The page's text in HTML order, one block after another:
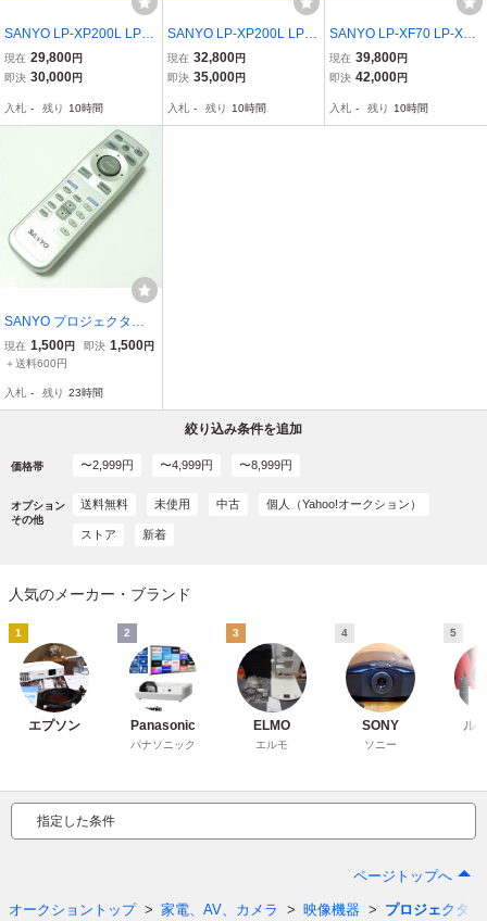
SANYO LP-XP200L LP-X
P100L LP-XP57 LP-XP56
など用短焦点ズームレン
8:1)
現在 29,800円
即決 30,000円
入札 - 残り 10時間
SANYO LP-XP200L LP-X
P100L LP-XP57 LP-XP56
など用短焦点ズームレン
8:1)
現在 32,800円
即決 35,000円
入札 - 残り 10時間
SANYO LP-XF70 LP-XF7
1 LP-HF15000L LP-HF10
000L LP-HD2000 LP-XF1
点ズームレンズ LNS-M02
現在 39,800円
即決 42,000円
入札 - 残り 10時間
SANYO プロジェクター
用リモコン・CXKT・即
決！
現在 1,500円 即決 1,500円
＋送料600円
入札 - 残り 23時間
絞り込み条件を追加
価格帯 〜2,999円 〜4,999円 〜8,999円
オプション
その他
送料無料 未使用 中古 個人（Yahoo!オークション）
ストア 新着
人気のメーカー・ブランド
1
エプソン
2
Panasonic
パナソニック
3
ELMO
エルモ
4
SONY
ソニー
5
ル
指定した条件
ページトップへ
オークショントップ 家電、AV、カメラ 映像機器 プロジェクター